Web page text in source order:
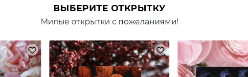
ВЫБЕРИТЕ ОТКРЫТКУ
Милые открытки с пожеланиями!